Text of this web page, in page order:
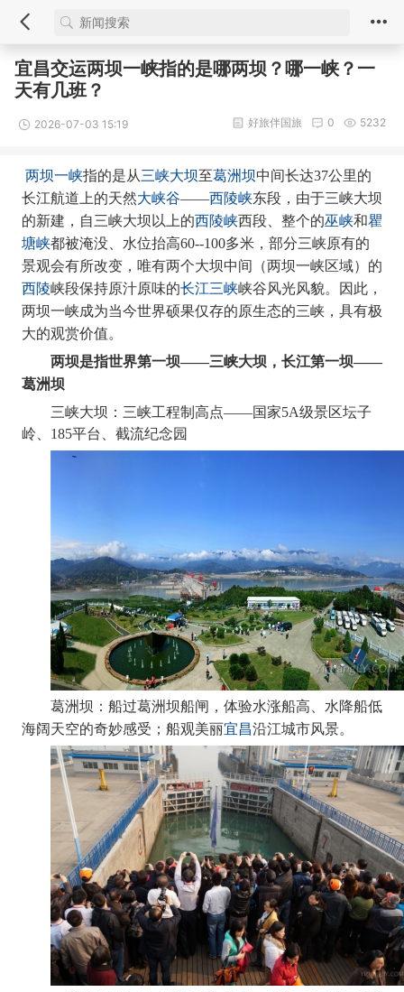
宜昌交运两坝一峡指的是哪两坝？哪一峡？一
天有几班？
2026-07-03 15:19 5232
0
好旅伴国旅
两坝一峡指的是从三峡大坝至葛洲坝中间长达37公里的
长江航道上的天然大峡谷——西陵峡东段，由于三峡大坝
的新建，自三峡大坝以上的西陵峡西段、整个的巫峡和瞿
塘峡都被淹没、水位抬高60--100多米，部分三峡原有的
景观会有所改变，唯有两个大坝中间（两坝一峡区域）的
西陵峡段保持原汁原味的长江三峡峡谷风光风貌。因此，
两坝一峡成为当今世界硕果仅存的原生态的三峡，具有极
大的观赏价值。
两坝是指世界第一坝——三峡大坝，长江第一坝——
葛洲坝
三峡大坝：三峡工程制高点——国家5A级景区坛子
岭、185平台、截流纪念园
葛洲坝：船过葛洲坝船闸，体验水涨船高、水降船低
海阔天空的奇妙感受；船观美丽宜昌沿江城市风景。